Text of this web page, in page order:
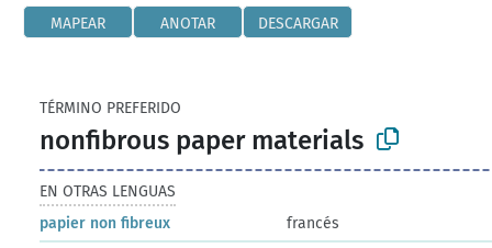
MAPEAR ANOTAR DESCARGAR
TÉRMINO PREFERIDO
nonfibrous paper materials
EN OTRAS LENGUAS
papier non fibreux
francés